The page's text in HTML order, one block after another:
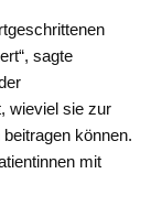
sagte
wieviel sie zur
können.
mit